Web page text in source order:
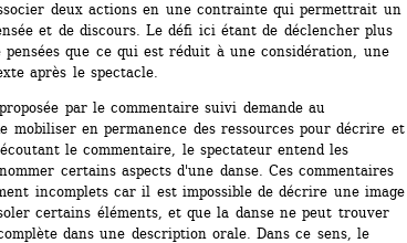
deux actions en une contrainte qui permettrait un
et de discours. Le défi ici étant de déclencher plus
pensées que ce qui est réduit à une considération, une
après le spectacle.
par le commentaire suivi demande au
mobiliser en permanence des ressources pour décrire et
le commentaire, le spectateur entend les
certains aspects d'une danse. Ces commentaires
incomplets car il est impossible de décrire une image
certains éléments, et que la danse ne peut trouver
dans une description orale. Dans ce sens, le